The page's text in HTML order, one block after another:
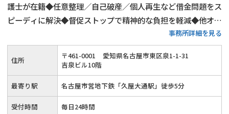
護士が在籍◆任意整理／自己破産／個人再生など借金問題をス
ピーディに解決◆督促ストップで精神的な負担を軽減◆他オフ
ィスとの連携でよりよい解決へ◎≪土日祝日のご相談／オンラ
イン相談も対応≫
事務所詳細を見る
住所 〒461-0001
愛知県名古屋市東区泉1-1-31
吉泉ビル10階
最寄り駅 名古屋市営地下鉄「久屋大通駅」徒歩5分
受付時間 毎日24時間